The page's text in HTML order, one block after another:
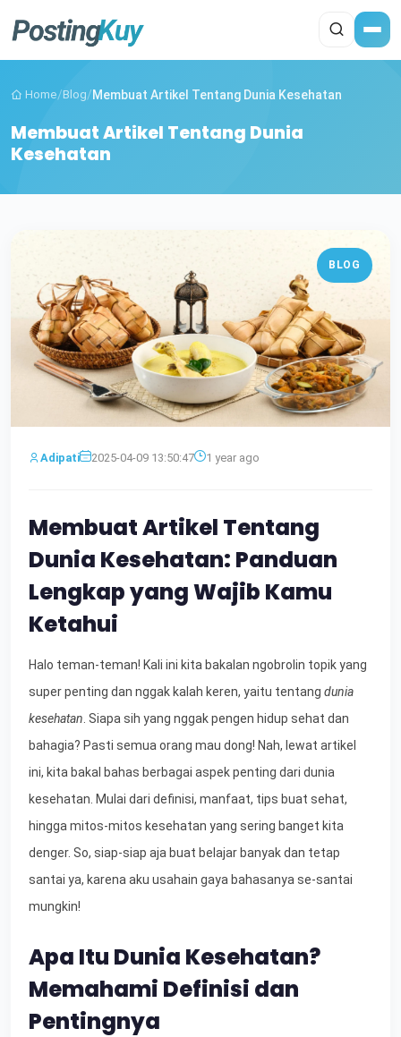
Home/Blog/Membuat Artikel Tentang Dunia Kesehatan
Membuat Artikel Tentang Dunia
Kesehatan
BLOG
Adipati 2025-04-09 13:50:47 1 year ago
Membuat Artikel Tentang
Dunia Kesehatan: Panduan
Lengkap yang Wajib Kamu
Ketahui
Halo teman-teman! Kali ini kita bakalan ngobrolin topik yang
super penting dan nggak kalah keren, yaitu tentang dunia
kesehatan . Siapa sih yang nggak pengen hidup sehat dan
bahagia? Pasti semua orang mau dong! Nah, lewat artikel
ini, kita bakal bahas berbagai aspek penting dari dunia
kesehatan. Mulai dari definisi, manfaat, tips buat sehat,
hingga mitos-mitos kesehatan yang sering banget kita
denger. So, siap-siap aja buat belajar banyak dan tetap
santai ya, karena aku usahain gaya bahasanya se-santai
mungkin!
Apa Itu Dunia Kesehatan?
Memahami Definisi dan
Pentingnya